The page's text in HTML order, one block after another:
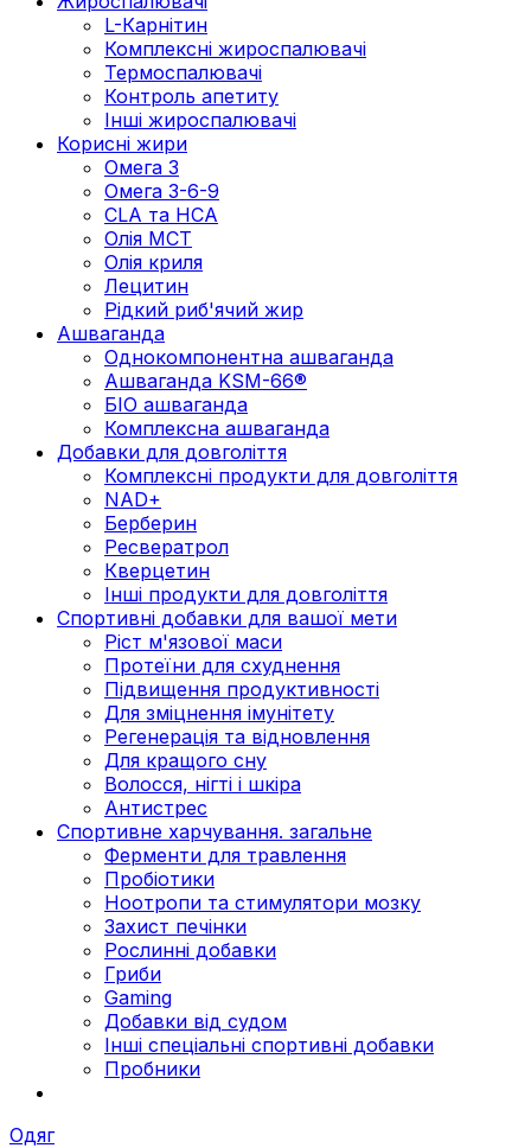
L-Карнітин
Комплексні жироспалювачі
Термоспалювачі
Контроль апетиту
Інші жироспалювачі
Корисні жири
Омега 3
Омега 3-6-9
CLA та HCA
Олія МСТ
Олія криля
Лецитин
Рідкий риб'ячий жир
Ашваганда
Однокомпонентна ашваганда
Ашваганда KSM-66®
БІО ашваганда
Комплексна ашваганда
Добавки для довголіття
Комплексні продукти для довголіття
NAD+
Берберин
Ресвератрол
Кверцетин
Інші продукти для довголіття
Спортивні добавки для вашої мети
Ріст м'язової маси
Протеїни для схуднення
Підвищення продуктивності
Для зміцнення імунітету
Регенерація та відновлення
Для кращого сну
Волосся, нігті і шкіра
Антистрес
Спортивне харчування. загальне
Ферменти для травлення
Пробіотики
Ноотропи та стимулятори мозку
Захист печінки
Рослинні добавки
Гриби
Gaming
Добавки від судом
Інші спеціальні спортивні добавки
Пробники
Одяг